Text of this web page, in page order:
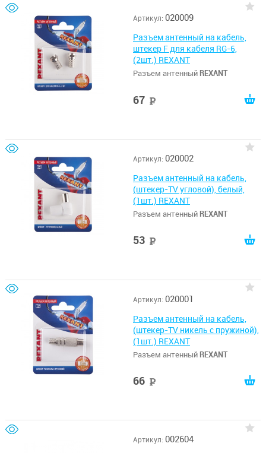
подключения телевизионного
использование без специальных
навыков. Высокое качество
комплектующих. Получение
данных без шумов и искажений.
Защита от окисления. Надежное и
быстрое соединение
коаксиальным кабелем без пайки.
Артикул: 020009
Разъем антенный на кабель,
штекер F для кабеля RG-6,
(2шт.) REXANT
Разъем антенный REXANT
67
Артикул: 020002
Разъем антенный на кабель,
(штекер-TV угловой), белый,
(1шт.) REXANT
Разъем антенный REXANT
53
Артикул: 020001
Разъем антенный на кабель,
(штекер-TV никель с пружиной),
(1шт.) REXANT
Разъем антенный REXANT
66
Артикул: 002604